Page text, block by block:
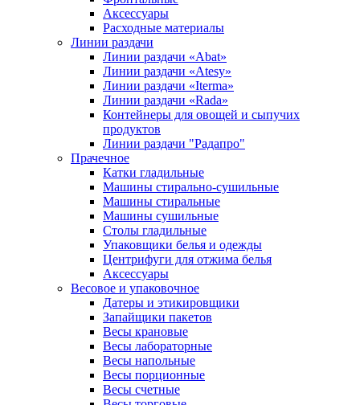
Аксессуары
Расходные материалы
Линии раздачи
Линии раздачи «Abat»
Линии раздачи «Atesy»
Линии раздачи «Iterma»
Линии раздачи «Rada»
Контейнеры для овощей и сыпучих
продуктов
Линии раздачи "Радапро"
Прачечное
Катки гладильные
Машины стирально-сушильные
Машины стиральные
Машины сушильные
Столы гладильные
Упаковщики белья и одежды
Центрифуги для отжима белья
Аксессуары
Весовое и упаковочное
Датеры и этикировщики
Запайщики пакетов
Весы крановые
Весы лабораторные
Весы напольные
Весы порционные
Весы счетные